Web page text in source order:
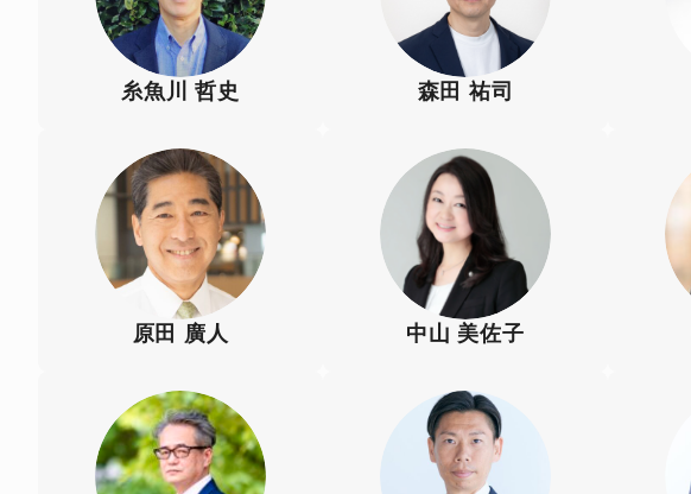
糸魚川 哲史 森田 祐司
原田 廣人 中山 美佐子